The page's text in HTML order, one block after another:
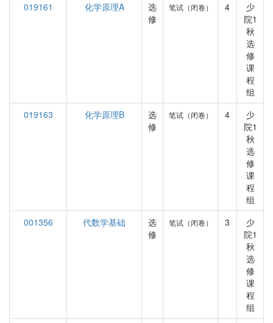
019161
化学原理A
选
修
笔试（闭卷） 4
少
院1
秋
选
修
课
程
组
019163
化学原理B
选
修
笔试（闭卷） 4
少
院1
秋
选
修
课
程
组
001356
代数学基础
选
修
笔试（闭卷） 3
少
院1
秋
选
修
课
程
组